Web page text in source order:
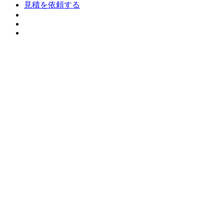
見積を依頼する